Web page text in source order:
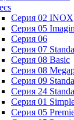
Cерия 02 INOX
Cерия 05
Cерия 06
Cерия 07
Cерия 08 Basic
Cерия 08
Cерия 09
Cерия 24
Серия 01
Серия 05